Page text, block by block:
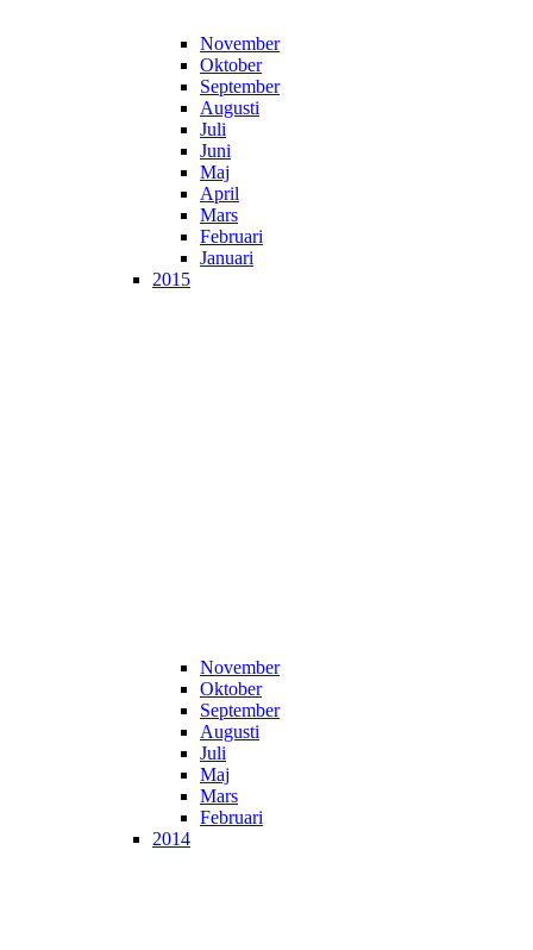
November
Oktober
September
Augusti
Juli
Juni
Maj
April
Mars
Februari
Januari
2015
November
Oktober
September
Augusti
Juli
Maj
Mars
Februari
2014